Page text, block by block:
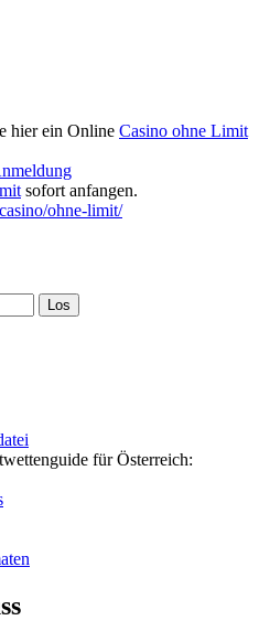
hier ein Online Casino ohne Limit
sofort anfangen.
ohne-limit/
für Österreich: